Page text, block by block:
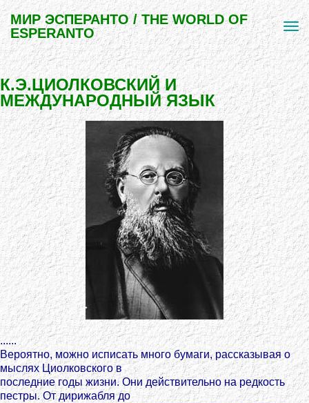
МИР ЭСПЕРАНТО / THE WORLD OF
ESPERANTO
К.Э.ЦИОЛКОВСКИЙ И
МЕЖДУНАРОДНЫЙ ЯЗЫК
......
Вероятно, можно исписать много бумаги, рассказывая о
мыслях Циолковского в
последние годы жизни. Они действительно на редкость
пестры. От дирижабля до